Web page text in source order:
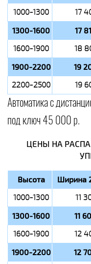
1000-1300 17
1300-1600 17
1600-1900 18
1900-2200 19
2200-2500 19
Автоматика с
под ключ 45 000 р.
ЦЕНЫ НА
Высота Ширина
1000-1300 11
1300-1600 11
1600-1900 12
1900-2200 12